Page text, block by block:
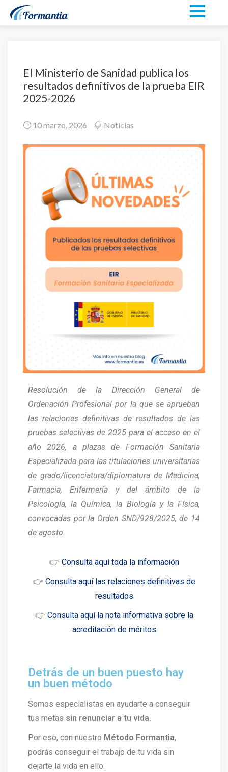
El Ministerio de Sanidad publica los
resultados definitivos de la prueba EIR
2025-2026
10 marzo, 2026 Noticias
Resolución de la Dirección General de
Ordenación Profesional por la que se aprueban
las relaciones definitivas de resultados de las
pruebas selectivas de 2025 para el acceso en el
año 2026, a plazas de Formación Sanitaria
Especializada para las titulaciones universitarias
de grado/licenciatura/diplomatura de Medicina,
Farmacia, Enfermería y del ámbito de la
Psicología, la Química, la Biología y la Física,
convocadas por la Orden SND/928/2025, de 14
de agosto.
👉 Consulta aquí toda la información
👉 Consulta aquí las relaciones definitivas de
resultados
👉 Consulta aquí la nota informativa sobre la
acreditación de méritos
Detrás de un buen puesto hay
un buen método
Somos especialistas en ayudarte a conseguir
tus metas sin renunciar a tu vida.
Por eso, con nuestro Método Formantia,
podrás conseguir el trabajo de tu vida sin
dejarte la vida en ello.